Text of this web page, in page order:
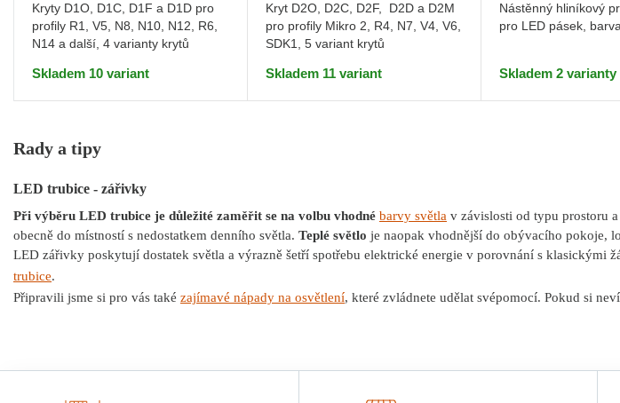
Kryty D1O, D1C, D1F a D1D pro
profily R1, V5, N8, N10, N12, R6,
N14 a další, 4 varianty krytů
Skladem 10 variant
Kryt D2O, D2C, D2F, D2D a D2M
pro profily Mikro 2, R4, N7, V4, V6,
SDK1, 5 variant krytů
Skladem 11 variant
Nástěnný hliníkový
pro LED pásek,
Skladem 2 varianty
Rady a tipy
LED trubice - zářivky
Při výběru LED trubice je důležité zaměřit se na volbu vhodné barvy světla v závislosti od typu prostoru
obecně do místností s nedostatkem denního světla. Teplé světlo je naopak vhodnější do obývacího pokoje,
LED zářivky poskytují dostatek světla a výrazně šetří spotřebu elektrické energie v porovnání s klasickými
trubice.
Připravili jsme si pro vás také zajímavé nápady na osvětlení, které zvládnete udělat svépomocí. Pokud si